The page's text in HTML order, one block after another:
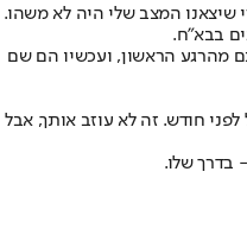
שיצאנו המצב שלי היה לא משהו.
בבא"ח.
והייתי איתם מהרגע הראשון, ועכשיו הם שם
איתה. אני איבדתי 4 חברים מהפלוגה ועוד חייל שלי, שנפל לפני חודש. זה לא עוזב אותך, אבל